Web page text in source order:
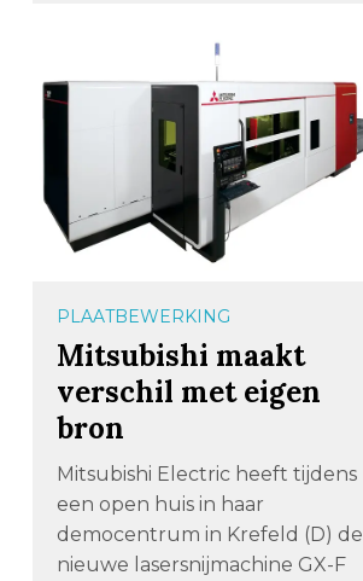
PLAATBEWERKING
Mitsubishi maakt
verschil met eigen
bron
Mitsubishi Electric heeft tijdens
een open huis in haar
democentrum in Krefeld (D) de
nieuwe lasersnijmachine GX-F